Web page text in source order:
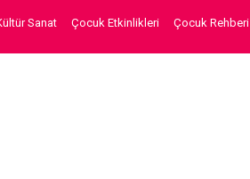
Sanat Çocuk Etkinlikleri Çocuk Rehberi